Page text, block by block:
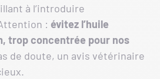
à l’introduire
: évitez l’huile
trop concentrée pour nos
de doute, un avis vétérinaire